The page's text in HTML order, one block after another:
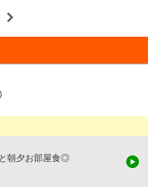
観光しました。食事や
朝夕お部屋食◎